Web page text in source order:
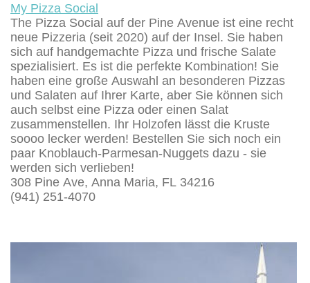
My Pizza Social
The Pizza Social auf der Pine Avenue ist eine recht
neue Pizzeria (seit 2020) auf der Insel. Sie haben
sich auf handgemachte Pizza und frische Salate
spezialisiert. Es ist die perfekte Kombination! Sie
haben eine große Auswahl an besonderen Pizzas
und Salaten auf Ihrer Karte, aber Sie können sich
auch selbst eine Pizza oder einen Salat
zusammenstellen. Ihr Holzofen lässt die Kruste
soooo lecker werden! Bestellen Sie sich noch ein
paar Knoblauch-Parmesan-Nuggets dazu - sie
werden sich verlieben!
308 Pine Ave, Anna Maria, FL 34216
(941) 251-4070